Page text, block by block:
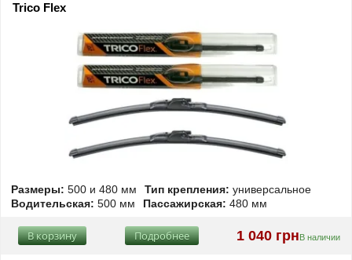
Trico Flex
Размеры: 500 и 480 мм Тип крепления: универсальное
Водительская: 500 мм Пассажирская: 480 мм
1 040 грнВ наличии
Подробнее
В корзину